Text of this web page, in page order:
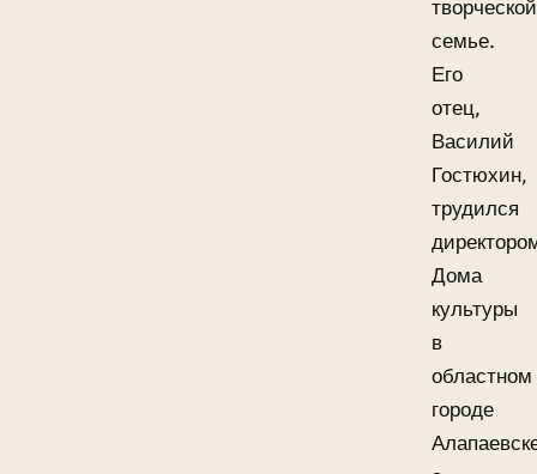
творческой
семье.
Его
отец,
Василий
Гостюхин,
трудился
Дома
культуры
в
областном
городе